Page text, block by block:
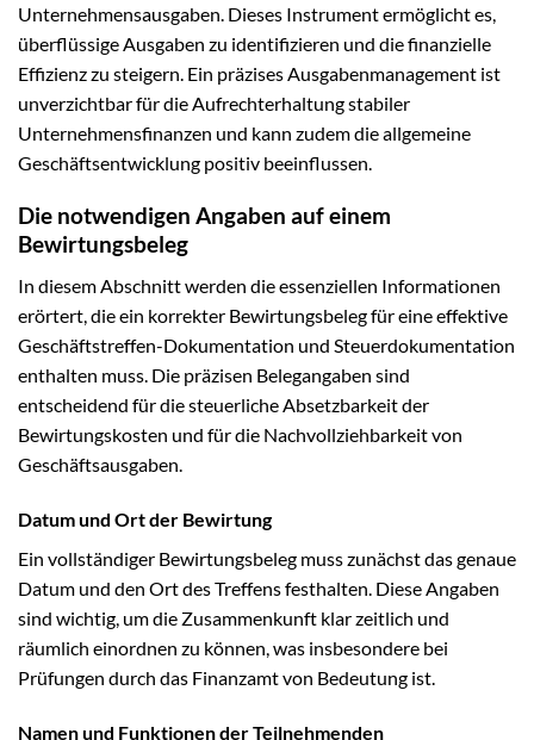
Unternehmensausgaben. Dieses Instrument ermöglicht es,
überflüssige Ausgaben zu identifizieren und die finanzielle
Effizienz zu steigern. Ein präzises Ausgabenmanagement ist
unverzichtbar für die Aufrechterhaltung stabiler
Unternehmensfinanzen und kann zudem die allgemeine
Geschäftsentwicklung positiv beeinflussen.
Die notwendigen Angaben auf einem
Bewirtungsbeleg
In diesem Abschnitt werden die essenziellen Informationen
erörtert, die ein korrekter Bewirtungsbeleg für eine effektive
Geschäftstreffen-Dokumentation und Steuerdokumentation
enthalten muss. Die präzisen Belegangaben sind
entscheidend für die steuerliche Absetzbarkeit der
Bewirtungskosten und für die Nachvollziehbarkeit von
Geschäftsausgaben.
Datum und Ort der Bewirtung
Ein vollständiger Bewirtungsbeleg muss zunächst das genaue
Datum und den Ort des Treffens festhalten. Diese Angaben
sind wichtig, um die Zusammenkunft klar zeitlich und
räumlich einordnen zu können, was insbesondere bei
Prüfungen durch das Finanzamt von Bedeutung ist.
Namen und Funktionen der Teilnehmenden